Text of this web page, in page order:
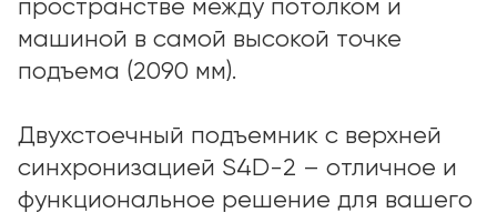
пространстве между потолком и
машиной в самой высокой точке
подъема (2090 мм).
Двухстоечный подъемник с верхней
синхронизацией S4D-2 – отличное и
функциональное решение для вашего